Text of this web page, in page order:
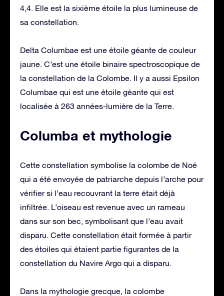
4,4. Elle est la sixième étoile la plus lumineuse de
sa constellation.
Delta Columbae est une étoile géante de couleur
jaune. C’est une étoile binaire spectroscopique de
la constellation de la Colombe. Il y a aussi Epsilon
Columbae qui est une étoile géante qui est
localisée à 263 années-lumière de la Terre.
Columba et mythologie
Cette constellation symbolise la colombe de Noé
qui a été envoyée de patriarche depuis l’arche pour
vérifier si l’eau recouvrant la terre était déjà
infiltrée. L’oiseau est revenue avec un rameau
dans sur son bec, symbolisant que l’eau avait
disparu. Cette constellation était formée à partir
des étoiles qui étaient partie figurantes de la
constellation du Navire Argo qui a disparu.
Dans la mythologie grecque, la colombe